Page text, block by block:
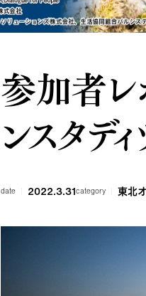
参加者レ
ンスタデ
date 2022.3.31category 東北